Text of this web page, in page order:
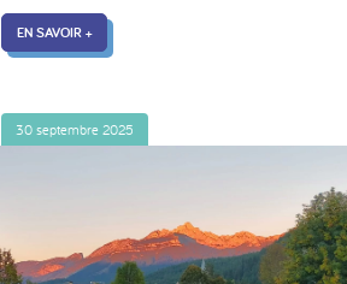
EN SAVOIR +
30 septembre 2025